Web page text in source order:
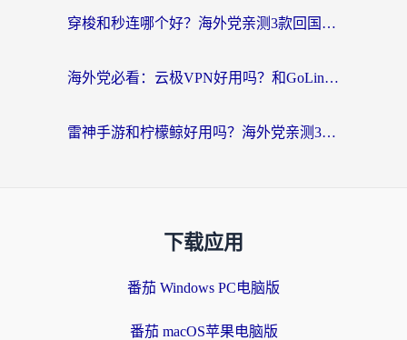
穿梭和秒连哪个好？海外党亲测3款回国加速器，教你在国外正常浏览国内网站
海外党必看：云极VPN好用吗？和GoLinkVPN对比哪个回国效果更好？附真实体验指南
雷神手游和柠檬鲸好用吗？海外党亲测3款回国加速器，教你避开破解VPN坑
下载应用
番茄 Windows PC电脑版
番茄 macOS苹果电脑版